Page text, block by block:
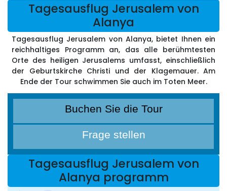
Tagesausflug Jerusalem von
Alanya
Tagesausflug Jerusalem von Alanya, bietet Ihnen ein
reichhaltiges Programm an, das alle berühmtesten
Orte des heiligen Jerusalems umfasst, einschließlich
der Geburtskirche Christi und der Klagemauer. Am
Ende der Tour schwimmen Sie auch im Toten Meer.
Buchen Sie die Tour
Frage stellen
Tagesausflug Jerusalem von
Alanya programm